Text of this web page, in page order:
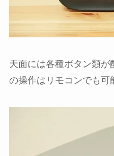
天面には各種ボタン類が
の操作はリモコンでも可